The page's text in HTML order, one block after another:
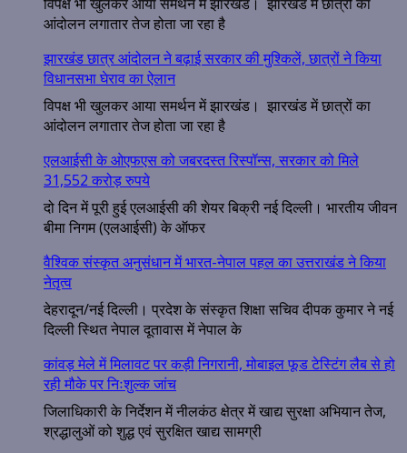
आंदोलन लगातार तेज होता जा रहा है
झारखंड छात्र आंदोलन ने बढ़ाई सरकार की मुश्किलें, छात्रों ने किया
विधानसभा घेराव का ऐलान
विपक्ष भी खुलकर आया समर्थन में झारखंड। झारखंड में छात्रों का
आंदोलन लगातार तेज होता जा रहा है
एलआईसी के ओएफएस को जबरदस्त रिस्पॉन्स, सरकार को मिले
31,552 करोड़ रुपये
दो दिन में पूरी हुई एलआईसी की शेयर बिक्री नई दिल्ली। भारतीय जीवन
बीमा निगम (एलआईसी) के ऑफर
वैश्विक संस्कृत अनुसंधान में भारत-नेपाल पहल का उत्तराखंड ने किया
नेतृत्व
देहरादून/नई दिल्ली। प्रदेश के संस्कृत शिक्षा सचिव दीपक कुमार ने नई
दिल्ली स्थित नेपाल दूतावास में नेपाल के
कांवड़ मेले में मिलावट पर कड़ी निगरानी, मोबाइल फूड टेस्टिंग लैब से हो
रही मौके पर निःशुल्क जांच
जिलाधिकारी के निर्देशन में नीलकंठ क्षेत्र में खाद्य सुरक्षा अभियान तेज,
श्रद्धालुओं को शुद्ध एवं सुरक्षित खाद्य सामग्री